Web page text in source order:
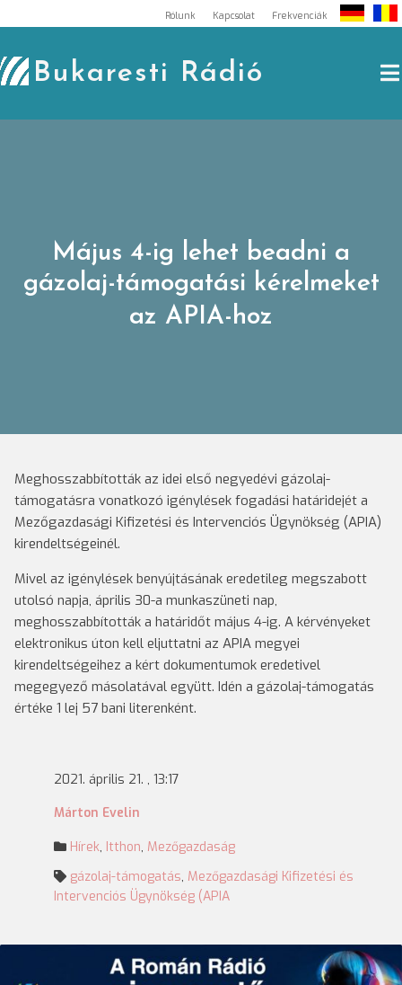
to
content
Rólunk Kapcsolat Frekvenciák
Bukaresti Rádió
Május 4-ig lehet beadni a
gázolaj-támogatási kérelmeket
az APIA-hoz
Meghosszabbították az idei első negyedévi gázolaj-
támogatásra vonatkozó igénylések fogadási határidejét a
Mezőgazdasági Kifizetési és Intervenciós Ügynökség (APIA)
kirendeltségeinél.
Mivel az igénylések benyújtásának eredetileg megszabott
utolsó napja, április 30-a munkaszüneti nap,
meghosszabbították a határidőt május 4-ig. A kérvényeket
elektronikus úton kell eljuttatni az APIA megyei
kirendeltségeihez a kért dokumentumok eredetivel
megegyező másolatával együtt. Idén a gázolaj-támogatás
értéke 1 lej 57 bani literenként.
2021. április 21. , 13:17
Márton Evelin
Hírek, Itthon, Mezőgazdaság
gázolaj-támogatás, Mezőgazdasági Kifizetési és
Intervenciós Ügynökség (APIA